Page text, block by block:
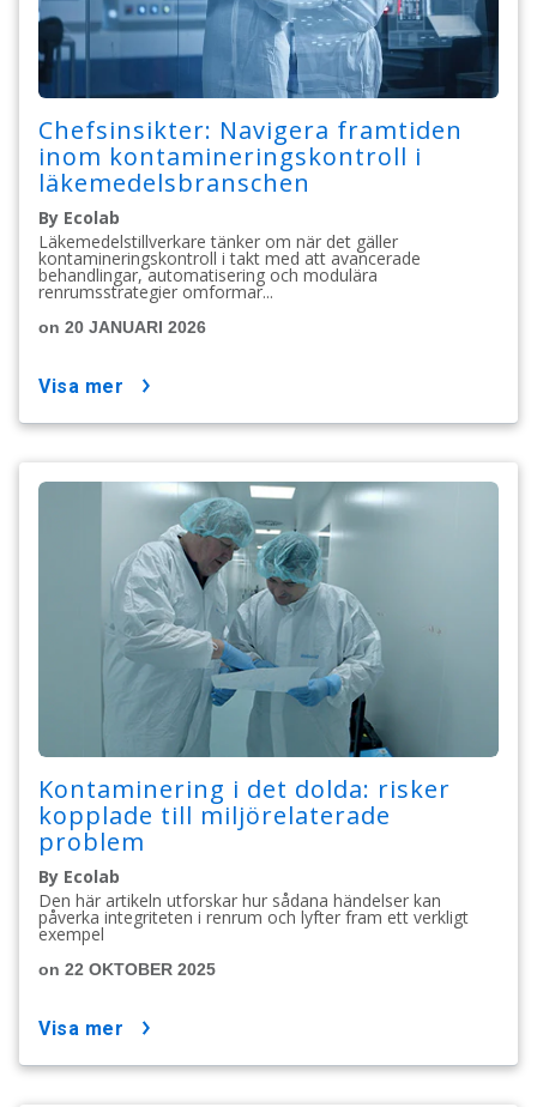
Chefsinsikter: Navigera framtiden
inom kontamineringskontroll i
läkemedelsbranschen
By Ecolab
Läkemedelstillverkare tänker om när det gäller
kontamineringskontroll i takt med att avancerade
behandlingar, automatisering och modulära
renrumsstrategier omformar...
on 20 JANUARI 2026
visa mer
Kontaminering i det dolda: risker
kopplade till miljörelaterade
problem
By Ecolab
Den här artikeln utforskar hur sådana händelser kan
påverka integriteten i renrum och lyfter fram ett verkligt
exempel
on 22 OKTOBER 2025
visa mer